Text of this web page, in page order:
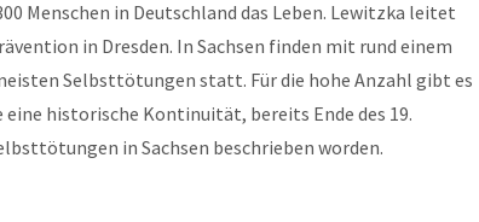
Menschen in Deutschland das Leben. Lewitzka leitet
in Dresden. In Sachsen finden mit rund einem
Selbsttötungen statt. Für die hohe Anzahl gibt es
eine historische Kontinuität, bereits Ende des 19.
in Sachsen beschrieben worden.